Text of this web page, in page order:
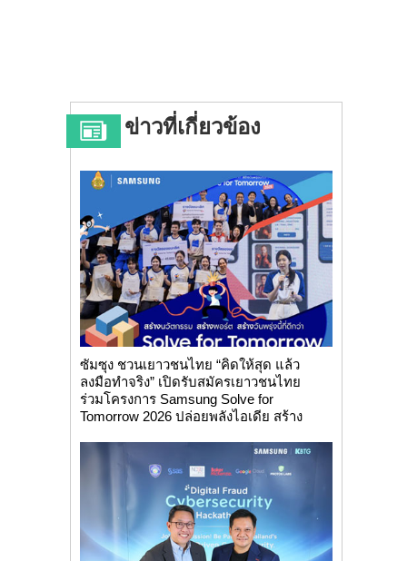
ข่าวที่เกี่ยวข้อง
ซัมซุง ชวนเยาวชนไทย “คิดให้สุด แล้ว
ลงมือทำจริง” เปิดรับสมัครเยาวชนไทย
ร่วมโครงการ Samsung Solve for
Tomorrow 2026 ปล่อยพลังไอเดีย สร้าง